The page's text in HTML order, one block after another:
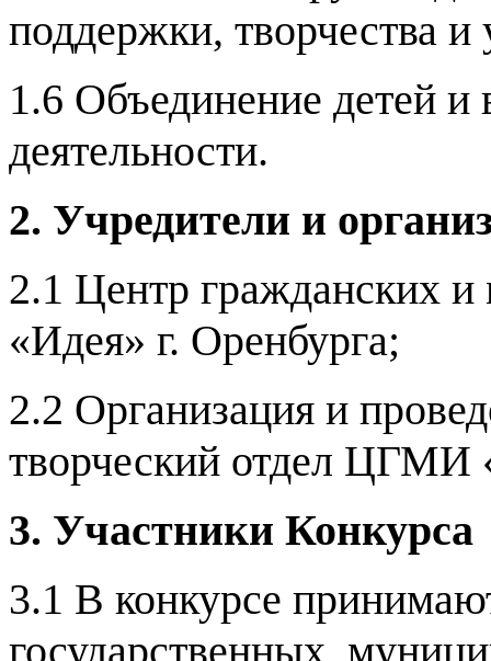
поддержки, творчества и
1.6 Объединение детей и
деятельности.
2. Учредители и
2.1 Центр гражданских
«Идея» г. Оренбурга;
2.2 Организация и
творческий отдел ЦГМИ
3. Участники Конкурса
3.1 В конкурсе
государственных,